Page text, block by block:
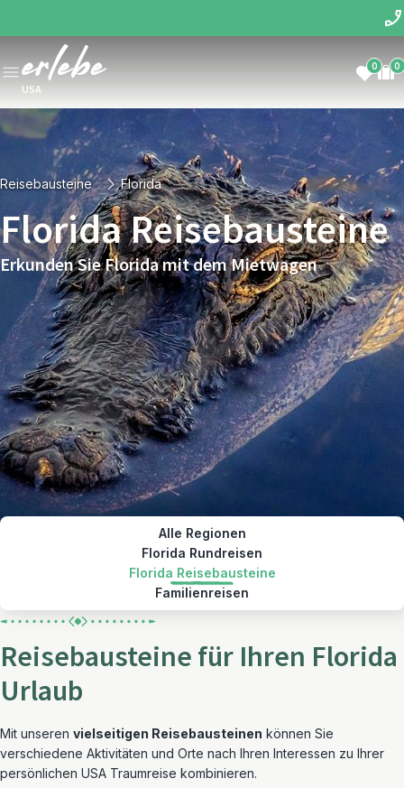
USA
0 0
Reisebausteine Florida
Florida Reisebausteine
Erkunden Sie Florida mit dem Mietwagen
Alle Regionen
Florida Rundreisen
Florida Reisebausteine
Familienreisen
Reisebausteine für Ihren Florida
Urlaub
Mit unseren vielseitigen Reisebausteinen können Sie
verschiedene Aktivitäten und Orte nach Ihren Interessen zu Ihrer
persönlichen USA Traumreise kombinieren.